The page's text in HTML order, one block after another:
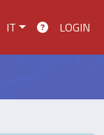
IT LOGIN